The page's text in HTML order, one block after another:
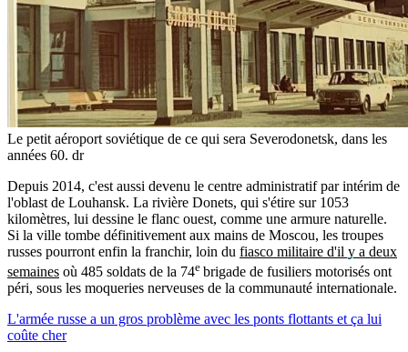
Le petit aéroport soviétique de ce qui sera Severodonetsk, dans les
années 60. dr
Depuis 2014, c'est aussi devenu le centre administratif par intérim de
l'oblast de Louhansk. La rivière Donets, qui s'étire sur 1053
kilomètres, lui dessine le flanc ouest, comme une armure naturelle.
Si la ville tombe définitivement aux mains de Moscou, les troupes
russes pourront enfin la franchir, loin du fiasco militaire d'il y a deux
semaines où 485 soldats de la 74e brigade de fusiliers motorisés ont
péri, sous les moqueries nerveuses de la communauté internationale.
L'armée russe a un gros problème avec les ponts flottants et ça lui
coûte cher